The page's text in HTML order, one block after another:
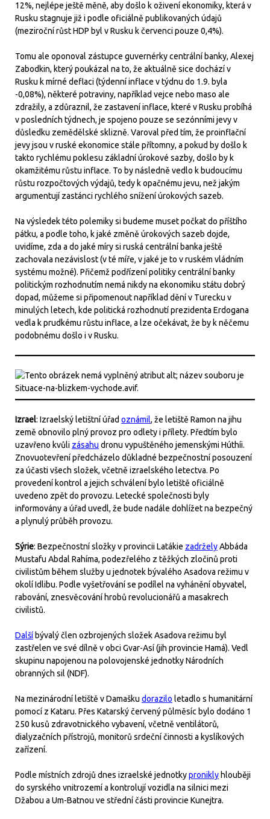
12%, nejlépe ještě měně, aby došlo k oživení ekonomiky, která v
Rusku stagnuje již i podle oficiálně publikovaných údajů
(meziroční růst HDP byl v Rusku k červenci pouze 0,4%).
Tomu ale oponoval zástupce guvernérky centrální banky, Alexej
Zabodkin, který poukázal na to, že aktuálně sice dochází v
Rusku k mírné deflaci (týdenní inflace v týdnu do 1.9. byla
-0,08%), některé potraviny, například vejce nebo maso ale
zdražily, a zdůraznil, že zastavení inflace, které v Rusku probíhá
v posledních týdnech, je spojeno pouze se sezónními jevy v
důsledku zemědělské sklizně. Varoval před tím, že proinflační
jevy jsou v ruské ekonomice stále přítomny, a pokud by došlo k
takto rychlému poklesu základní úrokové sazby, došlo by k
okamžitému růstu inflace. To by následně vedlo k budoucímu
růstu rozpočtových výdajů, tedy k opačnému jevu, než jakým
argumentují zastánci rychlého snížení úrokových sazeb.
Na výsledek této polemiky si budeme muset počkat do příštího
pátku, a podle toho, k jaké změně úrokových sazeb dojde,
uvidíme, zda a do jaké míry si ruská centrální banka ještě
zachovala nezávislost (v té míře, v jaké je to v ruském vládním
systému možné). Přičemž podřízení politiky centrální banky
politickým rozhodnutím nemá nikdy na ekonomiku státu dobrý
dopad, můžeme si připomenout například dění v Turecku v
minulých letech, kde politická rozhodnutí prezidenta Erdogana
vedla k prudkému růstu inflace, a lze očekávat, že by k něčemu
podobnému došlo i v Rusku.
Izrael: Izraelský letištní úřad oznámil, že letiště Ramon na jihu
země obnovilo plný provoz pro odlety i přílety. Předtím bylo
uzavřeno kvůli zásahu dronu vypuštěného jemenskými Húthíi.
Znovuotevření předcházelo důkladné bezpečnostní posouzení
za účasti všech složek, včetně izraelského letectva. Po
provedení kontrol a jejich schválení bylo letiště oficiálně
uvedeno zpět do provozu. Letecké společnosti byly
informovány a úřad uvedl, že bude nadále dohlížet na bezpečný
a plynulý průběh provozu.
Sýrie: Bezpečnostní složky v provincii Latákie zadrželyAbbáda
Mustafu Abdal Rahíma, podezřelého z těžkých zločinů proti
civilistům během služby u jednotek bývalého Asadova režimu v
okolí Idlibu. Podle vyšetřování se podílel na vyhánění obyvatel,
rabování, znesvěcování hrobů revolucionářů a masakrech
civilistů.
Další bývalý člen ozbrojených složek Asadova režimu byl
zastřelen ve své dílně v obci Gvar-Así (jih provincie Hamá). Vedl
skupinu napojenou na polovojenské jednotky Národních
obranných sil (NDF).
Na mezinárodní letiště v Damašku dorazilo letadlo s humanitární
pomocí z Kataru. Přes Katarský červený půlměsíc bylo dodáno 1
250 kusů zdravotnického vybavení, včetně ventilátorů,
dialyzačních přístrojů, monitorů srdeční činnosti a kyslíkových
zařízení.
Podle místních zdrojů dnes izraelské jednotkypronikly hlouběji
do syrského vnitrozemí a kontrolují vozidla na silnici mezi
Džabou a Um-Batnou ve střední části provincie Kunejtra.